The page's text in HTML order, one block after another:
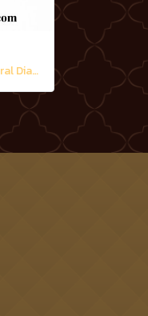
ต่างหูเพชรแท้ธรรมชาติ (Natural Diamonds) 0.90 Ct.